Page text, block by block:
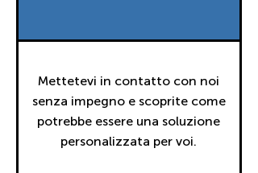
Mettetevi in contatto con noi
senza impegno e scoprite come
potrebbe essere una soluzione
personalizzata per voi.